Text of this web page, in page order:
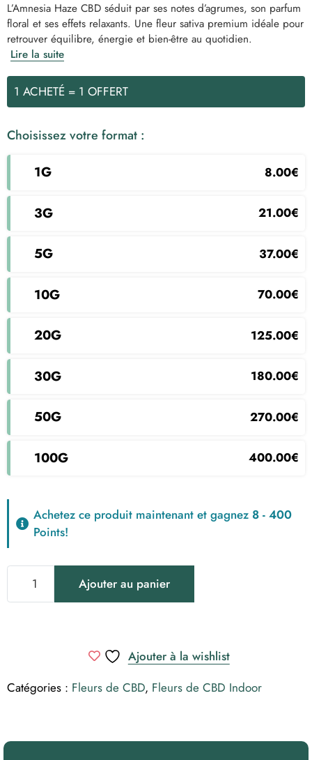
L’Amnesia Haze CBD séduit par ses notes d’agrumes, son parfum
floral et ses effets relaxants. Une fleur sativa premium idéale pour
retrouver équilibre, énergie et bien-être au quotidien.
Lire la suite
1 ACHETÉ = 1 OFFERT
Choisissez votre format :
1g 8.00€
3g 21.00€
5g 37.00€
10g 70.00€
20g 125.00€
30g 180.00€
50g 270.00€
100g 400.00€
Achetez ce produit maintenant et gagnez 8 - 400
Points!
Amnesia
CBD
Ajouter au panier
Ajouter à la wishlist
Catégories : Fleurs de CBD, Fleurs de CBD Indoor